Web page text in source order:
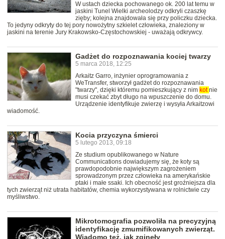
W ustach dziecka pochowanego ok. 200 lat temu w
jaskini Tunel Wielki archeolodzy odkryli czaszkę
zięby; kolejna znajdowała się przy policzku dziecka.
To jedyny odkryty do tej pory nowożytny szkielet człowieka, znaleziony w
jaskini na terenie Jury Krakowsko-Częstochowskiej - uważają odkrywcy.
Gadżet do rozpoznawania kociej twarzy
5 marca 2018, 12:25
Arkaitz Garro, inżynier oprogramowania z
WeTransfer, stworzył gadżet do rozpoznawania
"twarzy", dzięki któremu pomieszkujący z nim kotnie
musi czekać zbyt długo na wpuszczenie do domu.
Urządzenie identyfikuje zwierzę i wysyła Arkaitzowi
wiadomość.
Kocia przyczyna śmierci
5 lutego 2013, 09:18
Ze studium opublikowanego w Nature
Communications dowiadujemy się, że koty są
prawdopodobnie największym zagrożeniem
sprowadzonym przez człowieka na amerykańskie
ptaki i małe ssaki. Ich obecność jest groźniejsza dla
tych zwierząt niż utrata habitatów, chemia wykorzystywana w rolnictwie czy
myśliwstwo.
Mikrotomografia pozwoliła na precyzyjną
identyfikację zmumifikowanych zwierząt.
Wiadomo też, jak zginęły